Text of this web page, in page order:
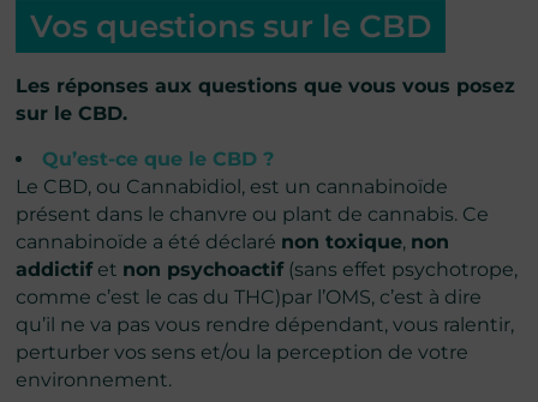
Vos questions sur le CBD
Les réponses aux questions que vous vous posez
sur le CBD.
Qu’est-ce que le CBD ?
Le CBD, ou Cannabidiol, est un cannabinoïde
présent dans le chanvre ou plant de cannabis. Ce
cannabinoïde a été déclaré non toxique, non
addictifet non psychoactif(sans effet psychotrope,
comme c’est le cas du THC)par l’OMS, c’est à dire
qu’il ne va pas vous rendre dépendant, vous ralentir,
perturber vos sens et/ou la perception de votre
environnement.